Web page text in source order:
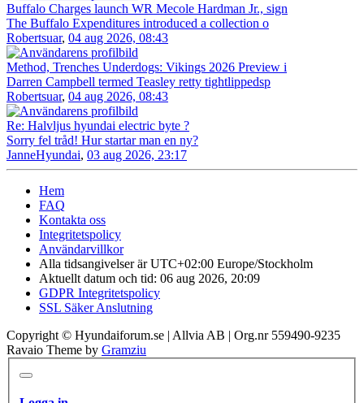
Buffalo Charges launch WR Mecole Hardman Jr., sign
The Buffalo Expenditures introduced a collection o
Robertsuar, 04 aug 2026, 08:43
Method, Trenches Underdogs: Vikings 2026 Preview i
Darren Campbell termed Teasley retty tightlippedsp
Robertsuar, 04 aug 2026, 08:43
Re: Halvljus hyundai electric byte ?
Sorry fel tråd! Hur startar man en ny?
JanneHyundai, 03 aug 2026, 23:17
Hem
FAQ
Kontakta oss
Integritetspolicy
Användarvillkor
Alla tidsangivelser är UTC+02:00 Europe/Stockholm
Aktuellt datum och tid: 06 aug 2026, 20:09
GDPR Integritetspolicy
SSL Säker Anslutning
Copyright © Hyundaiforum.se | Allvia AB | Org.nr 559490-9235
Ravaio Theme by Gramziu